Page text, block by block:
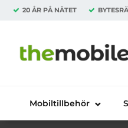
20 ÅR PÅ NÄTET
Mobiltillbehör